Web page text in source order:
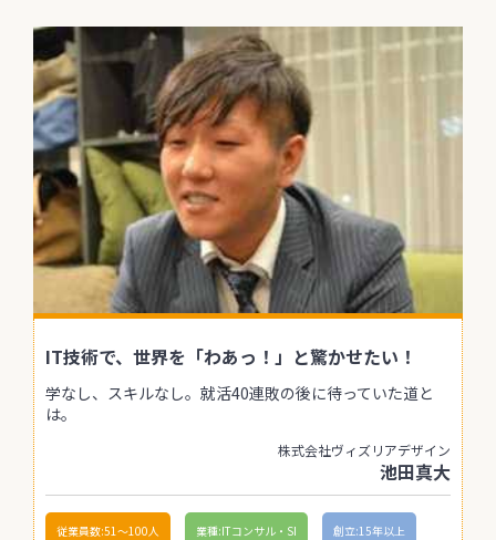
IT技術で、世界を「わあっ！」と驚かせたい！
学なし、スキルなし。就活40連敗の後に待っていた道と
は。
株式会社ヴィズリアデザイン
池田真大
従業員数:51〜100人 業種:ITコンサル・SI 創立:15年以上